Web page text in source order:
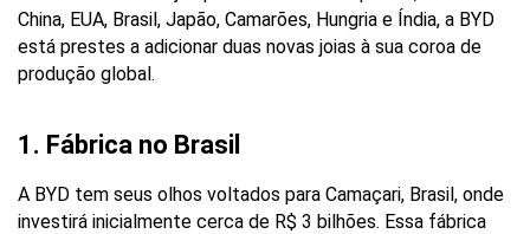
China, EUA, Brasil, Japão, Camarões, Hungria e Índia, a BYD
está prestes a adicionar duas novas joias à sua coroa de
produção global.
1. Fábrica no Brasil
A BYD tem seus olhos voltados para Camaçari, Brasil, onde
investirá inicialmente cerca de R$ 3 bilhões. Essa fábrica